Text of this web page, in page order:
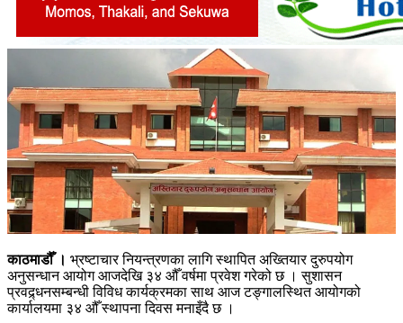
काठमाडौँ । भ्रष्टाचार नियन्त्रणका लागि स्थापित अख्तियार दुरुपयोग
अनुसन्धान आयोग आजदेखि ३४ औँ वर्षमा प्रवेश गरेको छ । सुशासन
प्रवद्र्धनसम्बन्धी विविध कार्यक्रमका साथ आज टङ्गालस्थित आयोगको
कार्यालयमा ३४ औँ स्थापना दिवस मनाइँदै छ ।